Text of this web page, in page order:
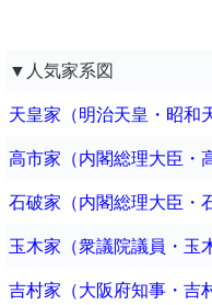
▼人気家系図
天皇家（明治天皇・昭和
高市家（内閣総理大臣・
石破家（内閣総理大臣・
玉木家（衆議院議員・玉
吉村家（大阪府知事・吉